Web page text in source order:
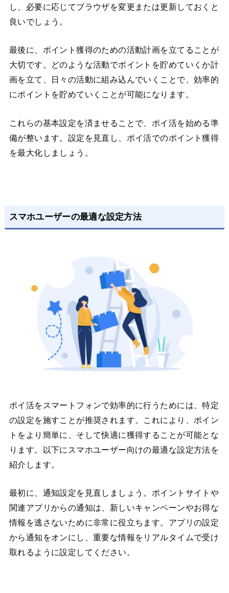
し、必要に応じてブラウザを変更または更新しておくと
良いでしょう。
最後に、ポイント獲得のための活動計画を立てることが
大切です。どのような活動でポイントを貯めていくか計
画を立て、日々の活動に組み込んでいくことで、効率的
にポイントを貯めていくことが可能になります。
これらの基本設定を済ませることで、ポイ活を始める準
備が整います。設定を見直し、ポイ活でのポイント獲得
を最大化しましょう。
スマホユーザーの最適な設定方法
ポイ活をスマートフォンで効率的に行うためには、特定
の設定を施すことが推奨されます。これにより、ポイン
トをより簡単に、そして快適に獲得することが可能とな
ります。以下にスマホユーザー向けの最適な設定方法を
紹介します。
最初に、通知設定を見直しましょう。ポイントサイトや
関連アプリからの通知は、新しいキャンペーンやお得な
情報を逃さないために非常に役立ちます。アプリの設定
から通知をオンにし、重要な情報をリアルタイムで受け
取れるように設定してください。